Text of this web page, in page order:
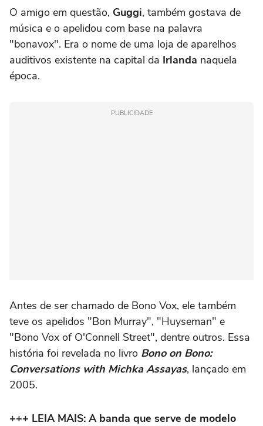
O amigo em questão, Guggi, também gostava de
música e o apelidou com base na palavra
"bonavox". Era o nome de uma loja de aparelhos
auditivos existente na capital da Irlanda naquela
época.
PUBLICIDADE
Antes de ser chamado de Bono Vox, ele também
teve os apelidos "Bon Murray", "Huyseman" e
"Bono Vox of O'Connell Street", dentre outros. Essa
história foi revelada no livro Bono on Bono:
Conversations with Michka Assayas, lançado em
2005.
+++ LEIA MAIS: A banda que serve de modelo